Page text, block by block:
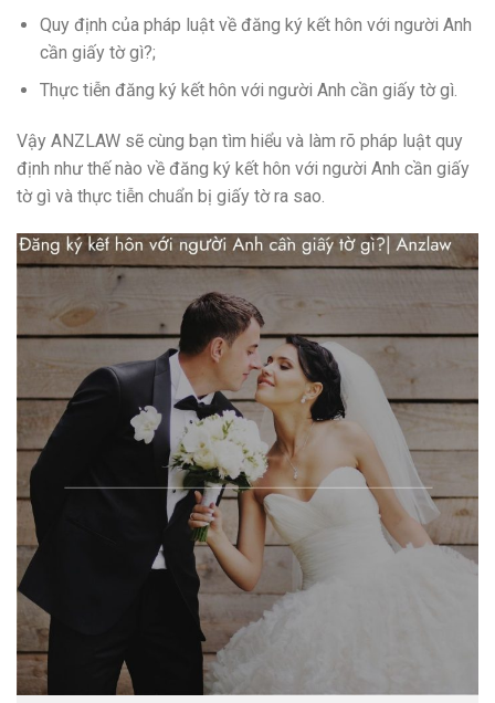
Quy định của pháp luật về đăng ký kết hôn với người Anh
cần giấy tờ gì?;
Thực tiễn đăng ký kết hôn với người Anh cần giấy tờ gì.
Vậy ANZLAW sẽ cùng bạn tìm hiểu và làm rõ pháp luật quy
định như thế nào về đăng ký kết hôn với người Anh cần giấy
tờ gì và thực tiễn chuẩn bị giấy tờ ra sao.